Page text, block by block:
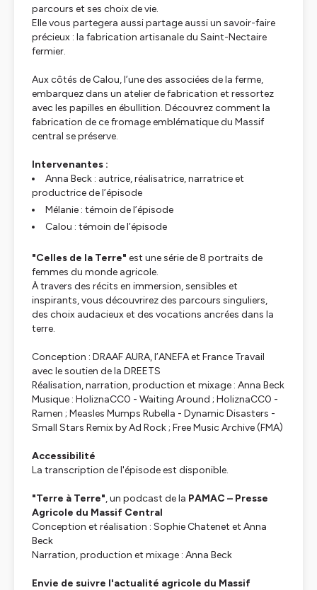
parcours et ses choix de vie.
Elle vous partegera aussi partage aussi un savoir-faire
précieux : la fabrication artisanale du Saint-Nectaire
fermier.
Aux côtés de Calou, l’une des associées de la ferme,
embarquez dans un atelier de fabrication et ressortez
avec les papilles en ébullition. Découvrez comment la
fabrication de ce fromage emblématique du Massif
central se préserve.
Intervenantes :
Anna Beck : autrice, réalisatrice, narratrice et
productrice de l’épisode
Mélanie : témoin de l’épisode
Calou : témoin de l’épisode
"Celles de la Terre" est une série de 8 portraits de
femmes du monde agricole.
À travers des récits en immersion, sensibles et
inspirants, vous découvrirez des parcours singuliers,
des choix audacieux et des vocations ancrées dans la
terre.
Conception : DRAAF AURA, l’ANEFA et France Travail
avec le soutien de la DREETS
Réalisation, narration, production et mixage : Anna Beck
Musique : HoliznaCC0 - Waiting Around ; HoliznaCC0 -
Ramen ; Measles Mumps Rubella - Dynamic Disasters -
Small Stars Remix by Ad Rock ; Free Music Archive (FMA)
Accessibilité
La transcription de l'épisode est disponible.
"Terre à Terre", un podcast de la PAMAC – Presse
Agricole du Massif Central
Conception et réalisation : Sophie Chatenet et Anna
Beck
Narration, production et mixage : Anna Beck
Envie de suivre l'actualité agricole du Massif